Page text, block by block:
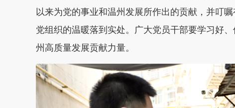
以来为党的事业和温州发展所作出的贡献，并叮
党组织的温暖落到实处。广大党员干部要学习好
州高质量发展贡献力量。